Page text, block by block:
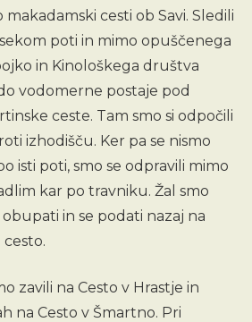
cesti ob Savi. Sledili
poti in mimo opuščenega
in Kinološkega društva
vodomerne postaje pod
ceste. Tam smo si odpočili
izhodišču. Ker pa se nismo
isti poti, smo se odpravili mimo
kar po travniku. Žal smo
in se podati nazaj na
zavili na Cesto v Hrastje in
na Cesto v Šmartno. Pri